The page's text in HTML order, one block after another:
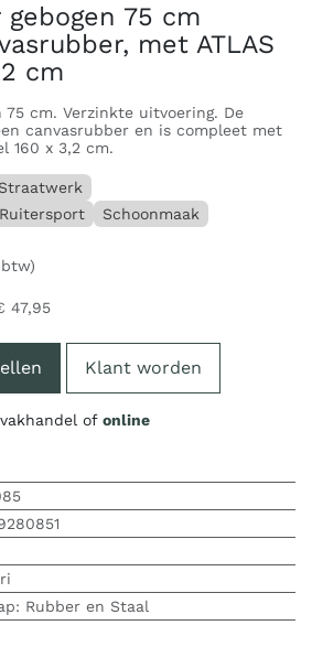
75 cm
met ATLAS
cm
75 cm. Verzinkte uitvoering. De
canvasrubber en is compleet met
160 x 3,2 cm.
Schoonmaak
47,95
Klant worden
of online
: Rubber en Staal